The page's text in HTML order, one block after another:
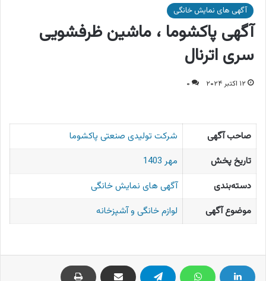
آگهی های نمایش خانگی
آگهی پاکشوما ، ماشین ظرفشویی
سری اترنال
۱۲ اکتبر ۲۰۲۴ ۰
صاحب آگهی
شرکت تولیدی صنعتی پاکشوما
تاریخ پخش
مهر 1403
دسته‌بندی
آگهی های نمایش خانگی
موضوع آگهی
لوازم خانگی و آشپزخانه